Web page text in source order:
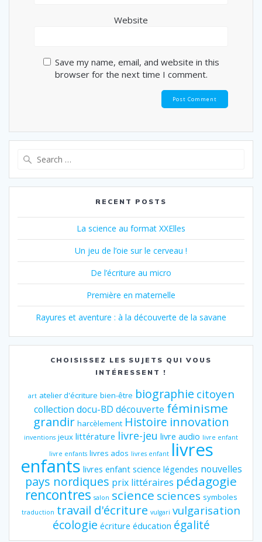
Website
Save my name, email, and website in this
browser for the next time I comment.
RECENT POSTS
La science au format XXElles
Un jeu de l’oie sur le cerveau !
De l’écriture au micro
Première en maternelle
Rayures et aventure : à la découverte de la savane
CHOISISSEZ LES SUJETS QUI VOUS
INTÉRESSENT !
art atelier d'écriture bien-être biographie citoyen
collection docu-BD découverte féminisme
grandir harcèlement Histoire innovation
inventions jeux littérature livre-jeu livre audio livre enfant
livre enfants livres ados livres enfant livres
enfants livres enfant science légendes nouvelles
pays nordiques prix littéraires pédagogie
rencontres salon science sciences symboles
traduction travail d'écriture vulgari vulgarisation
écologie écriture éducation égalité